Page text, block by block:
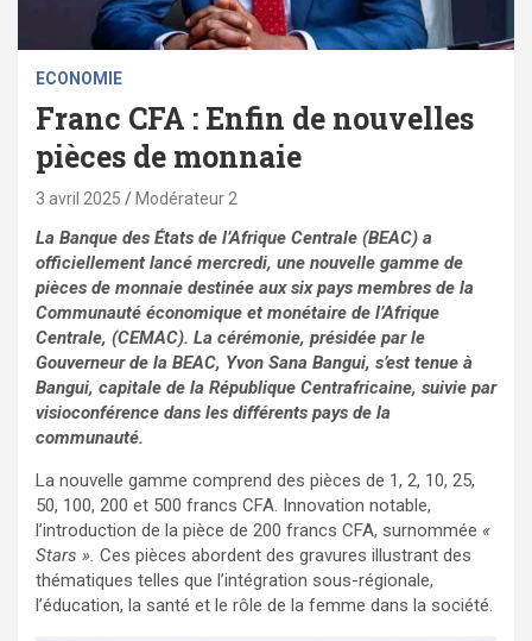
ECONOMIE
Franc CFA : Enfin de nouvelles
pièces de monnaie
3 avril 2025 Modérateur 2
La Banque des États de l’Afrique Centrale (BEAC) a
officiellement lancé mercredi, une nouvelle gamme de
pièces de monnaie destinée aux six pays membres de la
Communauté économique et monétaire de l’Afrique
Centrale, (CEMAC). La cérémonie, présidée par le
Gouverneur de la BEAC, Yvon Sana Bangui, s’est tenue à
Bangui, capitale de la République Centrafricaine, suivie par
visioconférence dans les différents pays de la
communauté.
La nouvelle gamme comprend des pièces de 1, 2, 10, 25,
50, 100, 200 et 500 francs CFA. Innovation notable,
l’introduction de la pièce de 200 francs CFA, surnommée «
Stars ». Ces pièces abordent des gravures illustrant des
thématiques telles que l’intégration sous-régionale,
l’éducation, la santé et le rôle de la femme dans la société.